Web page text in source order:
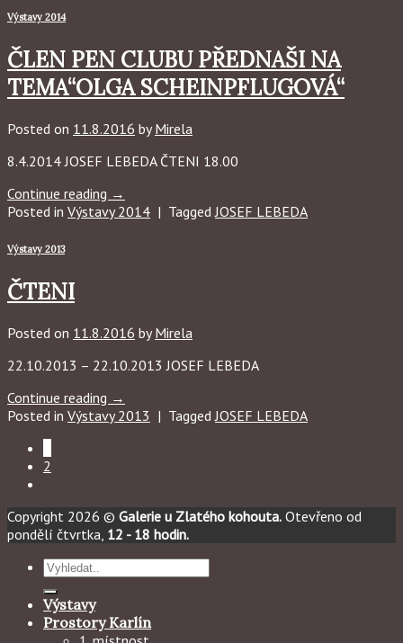
Výstavy 2014
ČLEN PEN CLUBU PŘEDNAŠI NA
TEMA“OLGA SCHEINPFLUGOVÁ“
Posted on 11.8.2016 byMirela
8.4.2014 JOSEF LEBEDA ČTENI 18.00
Continue reading →
Posted in Výstavy 2014 | TaggedJOSEF LEBEDA
Výstavy 2013
ČTENI
Posted on 11.8.2016 byMirela
22.10.2013 – 22.10.2013 JOSEF LEBEDA
Continue reading →
Posted in Výstavy 2013 | TaggedJOSEF LEBEDA
2
Copyright 2026 © Galerie u Zlatého kohouta. Otevřeno od
pondělí čtvrtka, 12 - 18 hodin.
Hledat:
Výstavy
Prostory Karlín